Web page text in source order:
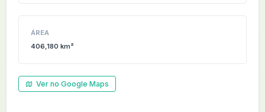
ÁREA
406,180 km²
Ver no Google Maps